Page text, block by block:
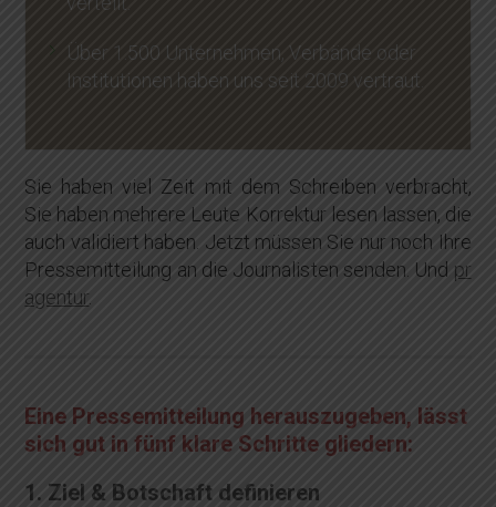
Über 1.500 Unternehmen, Verbände oder
Institutionen haben uns seit 2009 vertraut.
Sie haben viel Zeit mit dem Schreiben verbracht,
Sie haben mehrere Leute Korrektur lesen lassen, die
auch validiert haben. Jetzt müssen Sie nur noch Ihre
Pressemitteilung an die Journalisten senden. Und pr
agentur
Eine Pressemitteilung herauszugeben, lässt
sich gut infünf klare Schritte gliedern:
1. Ziel & Botschaft definieren